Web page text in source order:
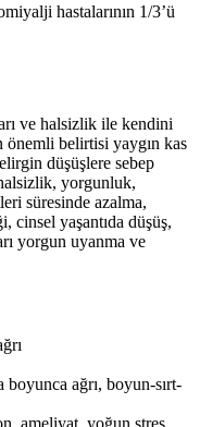
hastalarının 1/3’ü
ve halsizlik ile kendini
önemli belirtisi yaygın kas
düşüşlere sebep
yorgunluk,
süresinde azalma,
cinsel yaşantıda düşüş,
yorgun uyanma ve
ağrı, boyun-sırt-